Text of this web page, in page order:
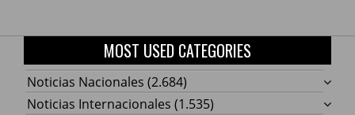
MOST USED CATEGORIES
Noticias Nacionales (2.684)
Noticias Internacionales (1.535)